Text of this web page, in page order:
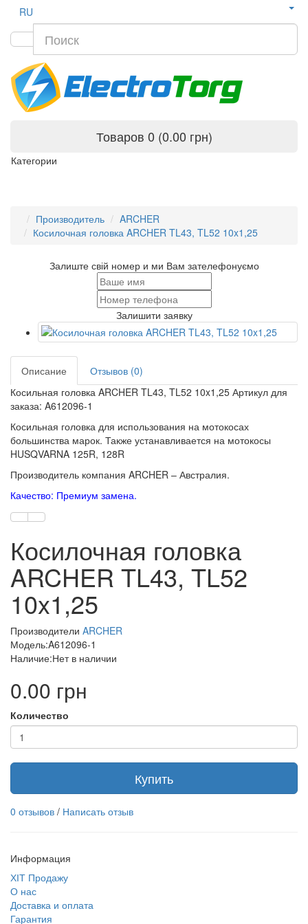
RU
Товаров 0 (0.00 грн)
Категории
Производитель
ARCHER
Косилочная головка ARCHER TL43, TL52 10x1,25
Залиште свій номер и ми Вам зателефонуємо
Залишити заявку
Описание
Отзывов (0)
Косильная головка ARCHER TL43, TL52 10x1,25 Артикул для
заказа: A612096-1
Косильная головка для использования на мотокосах
большинства марок. Также устанавливается на мотокосы
HUSQVARNA 125R, 128R
Производитель компания ARCHER – Австралия.
Качество: Премиум замена.
Косилочная головка
ARCHER TL43, TL52
10x1,25
Производители ARCHER
Модель:A612096-1
Наличие:Нет в наличии
0.00 грн
Количество
Купить
0 отзывов / Написать отзыв
Информация
ХІТ Продажу
О нас
Доставка и оплата
Гарантия